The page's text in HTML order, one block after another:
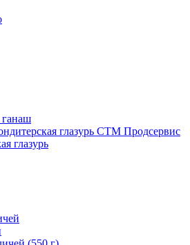
глазурь СТМ Продсервис
глазурь